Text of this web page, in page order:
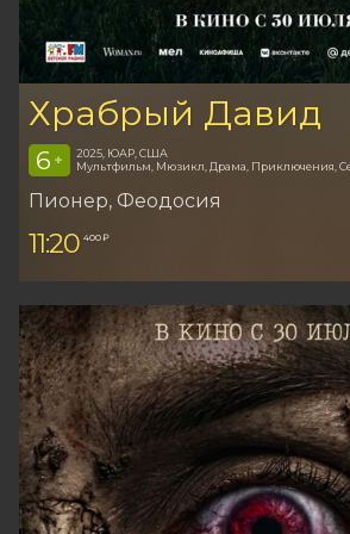
Храбрый Давид
6 +
2025, ЮАР, США
Мультфильм, Мюзикл, Драма, Приключения,
Пионер, Феодосия
11:20 400 ₽